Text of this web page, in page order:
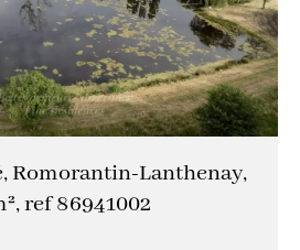
Romorantin-Lanthenay,
ref 86941002